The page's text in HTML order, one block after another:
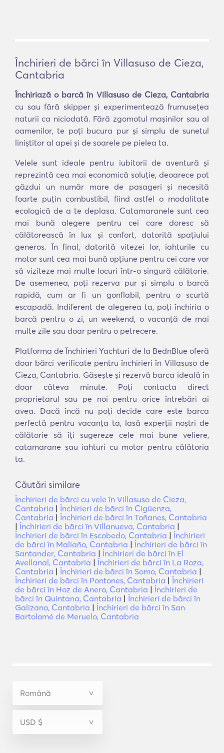
Închirieri de bărci în Villasuso de Cieza,
Cantabria
Închiriază o barcă în Villasuso de Cieza, Cantabria
cu sau fără skipper și experimentează frumusețea
naturii ca niciodată. Fără zgomotul mașinilor sau al
oamenilor, te poți bucura pur și simplu de sunetul
liniștitor al apei și de soarele pe pielea ta.
Velele sunt ideale pentru iubitorii de aventură și
reprezintă cea mai economică soluție, deoarece pot
găzdui un număr mare de pasageri și necesită
foarte puțin combustibil, fiind astfel o modalitate
ecologică de a te deplasa. Catamaranele sunt cea
mai bună alegere pentru cei care doresc să
călătorească în lux și confort, datorită spațiului
generos. În final, datorită vitezei lor, iahturile cu
motor sunt cea mai bună opțiune pentru cei care vor
să viziteze mai multe locuri într-o singură călătorie.
De asemenea, poți rezerva pur și simplu o barcă
rapidă, cum ar fi un gonflabil, pentru o scurtă
escapadă. Indiferent de alegerea ta, poți închiria o
barcă pentru o zi, un weekend, o vacanță de mai
multe zile sau doar pentru o petrecere.
Platforma de Închirieri Yachturi de la BednBlue oferă
doar bărci verificate pentru închirieri în Villasuso de
Cieza, Cantabria. Găsește și rezervă barca ideală în
doar câteva minute. Poți contacta direct
proprietarul sau pe noi pentru orice întrebări ai
avea. Dacă încă nu poți decide care este barca
perfectă pentru vacanța ta, lasă experții noștri de
călătorie să îți sugereze cele mai bune veliere,
catamarane sau iahturi cu motor pentru călătoria
ta.
Căutări similare
Închirieri de bărci cu vele în Villasuso de Cieza,
Cantabria | Închirieri de bărci în Cigüenza,
Cantabria | Închirieri de bărci în Toñanes, Cantabria
| Închirieri de bărci în Villanueva, Cantabria |
Închirieri de bărci în Escobedo, Cantabria | Închirieri
de bărci în Maliaño, Cantabria | Închirieri de bărci în
Santander, Cantabria | Închirieri de bărci în El
Avellanal, Cantabria | Închirieri de bărci în La Roza,
Cantabria | Închirieri de bărci în Somo, Cantabria |
Închirieri de bărci în Pontones, Cantabria | Închirieri
de bărci în Hoz de Anero, Cantabria | Închirieri de
bărci în Quintana, Cantabria | Închirieri de bărci în
Galizano, Cantabria | Închirieri de bărci în San
Bartolomé de Meruelo, Cantabria